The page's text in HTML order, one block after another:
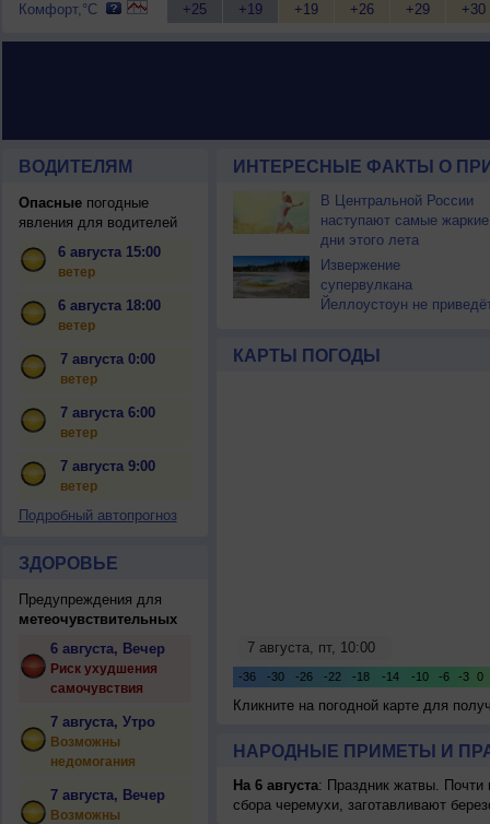
Комфорт,°C
+25
+19
+19
+26
+29
+30
ВОДИТЕЛЯМ
Опасныепогодные
явления для водителей
6 августа 15:00
ветер
6 августа 18:00
ветер
7 августа 0:00
ветер
7 августа 6:00
ветер
7 августа 9:00
ветер
Подробный автопрогноз
ЗДОРОВЬЕ
Предупреждения для
метеочувствительных
6 августа, Вечер
Риск ухудшения
самочувствия
7 августа, Утро
Возможны
недомогания
7 августа, Вечер
Возможны
ИНТЕРЕСНЫЕ ФАКТЫ О
В Центральной России
наступают самые жаркие
дни этого лета
Извержение
супервулкана
Йеллоустоун не
КАРТЫ ПОГОДЫ
Кликните на погодной карте для
НАРОДНЫЕ ПРИМЕТЫ И
На 6 августа: Праздник жатвы. Почти
сбора черемухи, заготавливают